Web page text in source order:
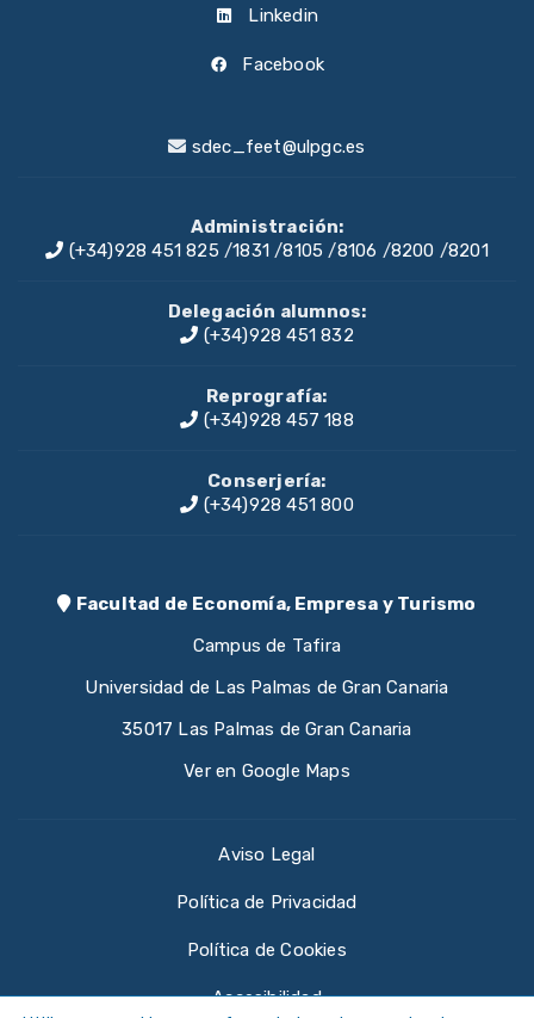
Linkedin
Facebook
sdec_feet@ulpgc.es
Administración:
(+34)928 451 825 /1831/8105 /8106 /8200 /8201
Delegación alumnos:
(+34)928 451 832
Reprografía:
(+34)928 457 188
Conserjería:
(+34)928 451 800
Facultad de Economía, Empresa y Turismo
Campus de Tafira
Universidad de Las Palmas de Gran Canaria
35017 Las Palmas de Gran Canaria
Ver en Google Maps
Aviso Legal
Política de Privacidad
Política de Cookies
Accesibilidad